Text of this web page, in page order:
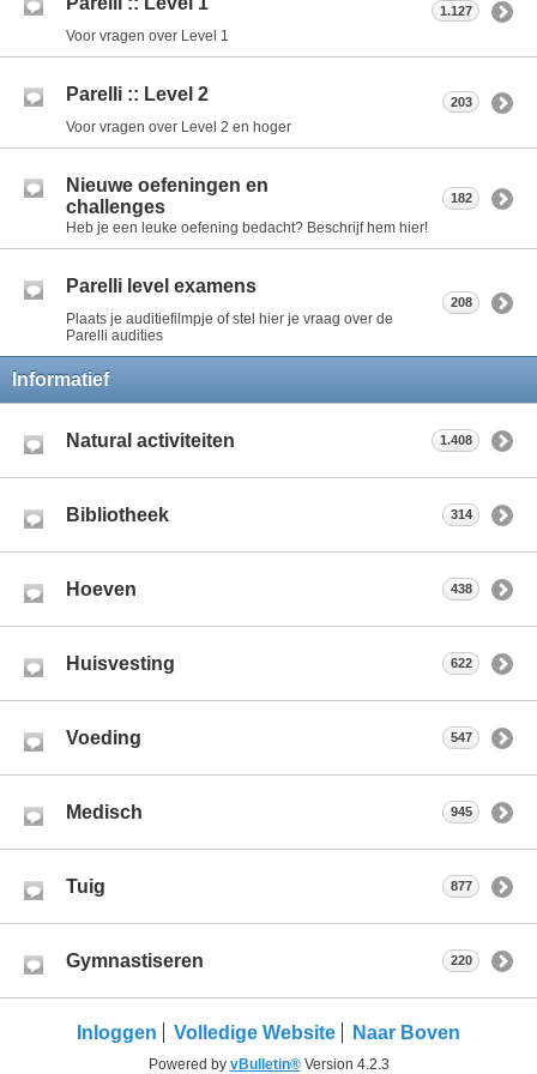
Voor vragen over Level 1
1.127
Parelli :: Level 2
Voor vragen over Level 2 en hoger
203
Nieuwe oefeningen en
challenges
Heb je een leuke oefening bedacht? Beschrijf hem hier!
182
Parelli level examens
Plaats je auditiefilmpje of stel hier je vraag over de
Parelli audities
208
Informatief
Natural activiteiten 1.408
Bibliotheek 314
Hoeven 438
Huisvesting 622
Voeding 547
Medisch 945
Tuig 877
Gymnastiseren 220
Inloggen Volledige Website Naar Boven
Powered by vBulletin®Version 4.2.3